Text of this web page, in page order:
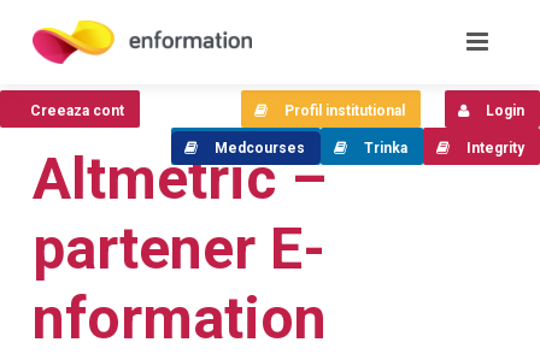
Altmetric –
partener E-
nformation
Creeaza cont Login
Profil institutional
Integrity
Trinka
Medcourses